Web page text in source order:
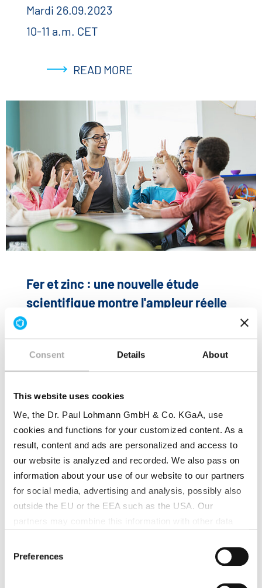
Consent Details About
This website uses cookies
We, the Dr. Paul Lohmann GmbH & Co. KGaA, use
cookies and functions for your customized content. As a
result, content and ads are personalized and access to
our website is analyzed and recorded. We also pass on
information about your use of our website to our partners
for social media, advertising and analysis, possibly also
outside the EU or the EEA such as the USA. Our
partners may combine this information with other data
processing of your data collected on this website by
Google, YouTube Hubspot in the USA: By clicking on
"Accept all", you also agree in accordance with Article 49
Selection
Preferences
Mardi 26.09.2023
10-11 a.m. CET
READ MORE
Fer et zinc : une nouvelle étude
scientifique montre l'ampleur réelle
des carences en micronutriments
dans le monde
Le fer et le zinc sont des minéraux
indispensables à la quasi-totalité des
organismes.
READ MORE